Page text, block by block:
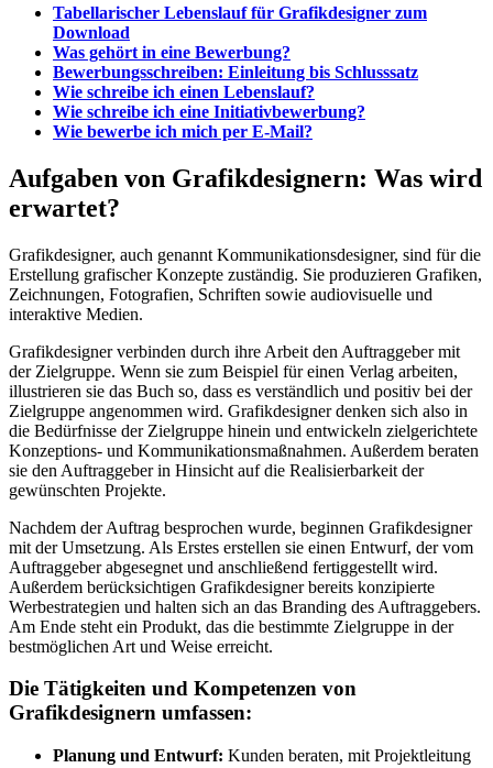
Tabellarischer Lebenslauf für Grafikdesigner zum
Download
Was gehört in eine Bewerbung?
Bewerbungsschreiben: Einleitung bis Schlusssatz
Wie schreibe ich einen Lebenslauf?
Wie schreibe ich eine Initiativbewerbung?
Wie bewerbe ich mich per E-Mail?
Aufgaben von Grafikdesignern: Was wird
erwartet?
Grafikdesigner, auch genannt Kommunikationsdesigner, sind für die
Erstellung grafischer Konzepte zuständig. Sie produzieren Grafiken,
Zeichnungen, Fotografien, Schriften sowie audiovisuelle und
interaktive Medien.
Grafikdesigner verbinden durch ihre Arbeit den Auftraggeber mit
der Zielgruppe. Wenn sie zum Beispiel für einen Verlag arbeiten,
illustrieren sie das Buch so, dass es verständlich und positiv bei der
Zielgruppe angenommen wird. Grafikdesigner denken sich also in
die Bedürfnisse der Zielgruppe hinein und entwickeln zielgerichtete
Konzeptions- und Kommunikationsmaßnahmen. Außerdem beraten
sie den Auftraggeber in Hinsicht auf die Realisierbarkeit der
gewünschten Projekte.
Nachdem der Auftrag besprochen wurde, beginnen Grafikdesigner
mit der Umsetzung. Als Erstes erstellen sie einen Entwurf, der vom
Auftraggeber abgesegnet und anschließend fertiggestellt wird.
Außerdem berücksichtigen Grafikdesigner bereits konzipierte
Werbestrategien und halten sich an das Branding des Auftraggebers.
Am Ende steht ein Produkt, das die bestimmte Zielgruppe in der
bestmöglichen Art und Weise erreicht.
Die Tätigkeiten und Kompetenzen von
Grafikdesignern umfassen:
Planung und Entwurf: Kunden beraten, mit Projektleitung